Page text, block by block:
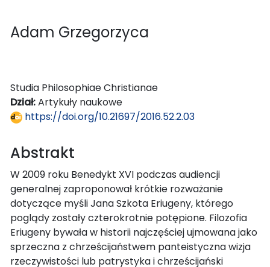
Adam Grzegorzyca
Studia Philosophiae Christianae
Dział:Artykuły naukowe
https://doi.org/10.21697/2016.52.2.03
Abstrakt
W 2009 roku Benedykt XVI podczas audiencji
generalnej zaproponował krótkie rozważanie
dotyczące myśli Jana Szkota Eriugeny, którego
poglądy zostały czterokrotnie potępione. Filozofia
Eriugeny bywała w historii najczęściej ujmowana jako
sprzeczna z chrześcijaństwem panteistyczna wizja
rzeczywistości lub patrystyka i chrześcijański